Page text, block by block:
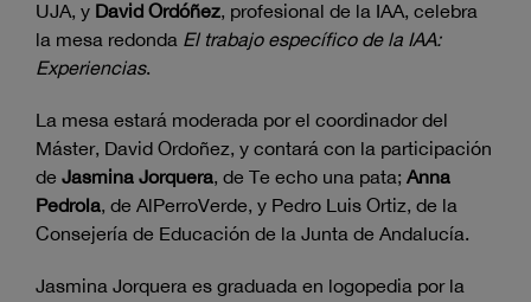
UJA, y David Ordóñez, profesional de la IAA, celebra
la mesa redonda El trabajo específico de la IAA:
Experiencias.
La mesa estará moderada por el coordinador del
Máster, David Ordoñez, y contará con la participación
de Jasmina Jorquera, de Te echo una pata; Anna
Pedrola, de AlPerroVerde, y Pedro Luis Ortiz, de la
Consejería de Educación de la Junta de Andalucía.
Jasmina Jorquera es graduada en logopedia por la